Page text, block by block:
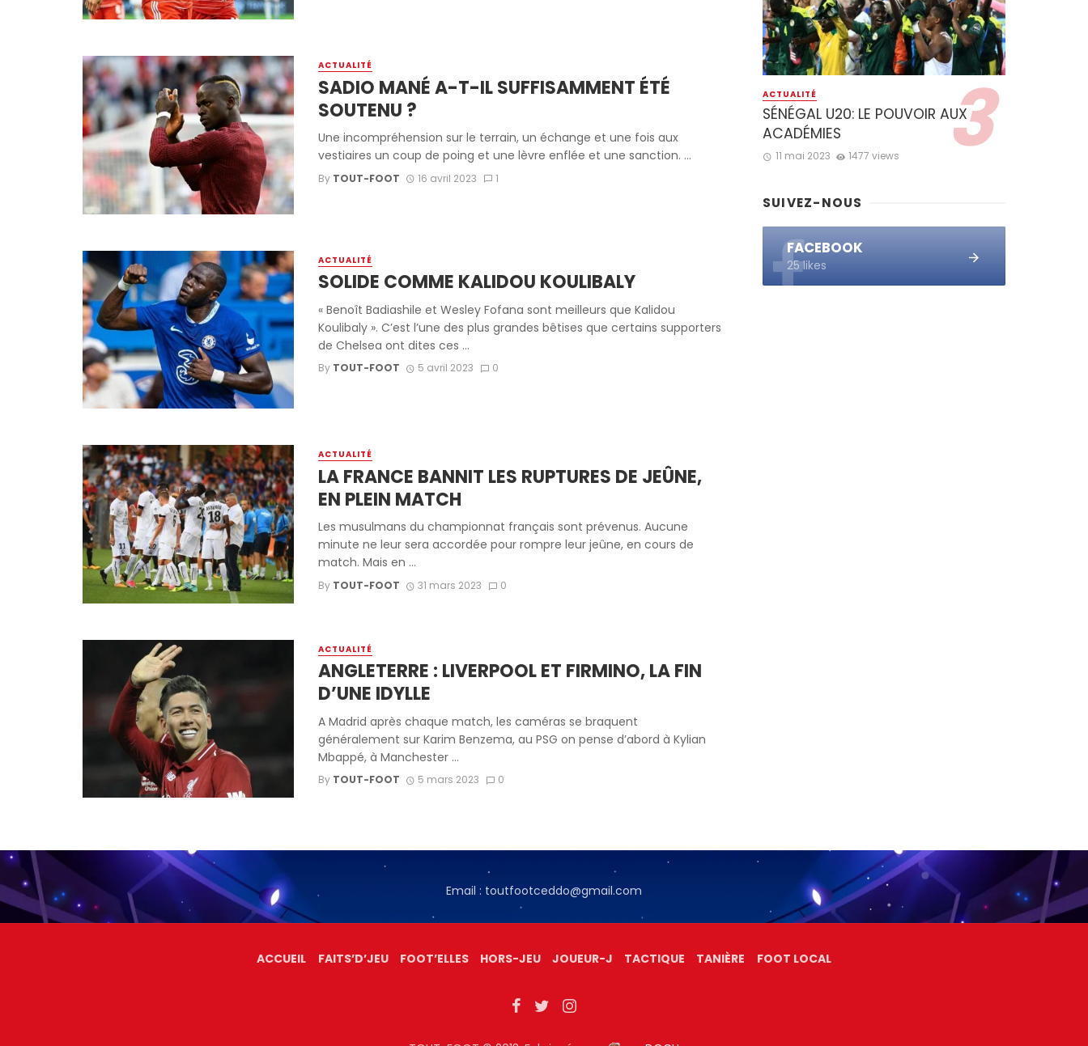
ACTUALITÉ
SADIO MANÉ A-T-IL SUFFISAMMENT ÉTÉ
SOUTENU ?
Une incompréhension sur le terrain, un échange et une fois aux
vestiaires un coup de poing et une lèvre enflée et une sanction. ...
By TOUT-FOOT 16 avril 2023 1
ACTUALITÉ
SOLIDE COMME KALIDOU KOULIBALY
« Benoît Badiashile et Wesley Fofana sont meilleurs que Kalidou
Koulibaly ». C’est l’une des plus grandes bêtises que certains supporters
de Chelsea ont dites ces ...
By TOUT-FOOT 5 avril 2023 0
ACTUALITÉ
LA FRANCE BANNIT LES RUPTURES DE JEÛNE,
EN PLEIN MATCH
Les musulmans du championnat français sont prévenus. Aucune
minute ne leur sera accordée pour rompre leur jeûne, en cours de
match. Mais en ...
By TOUT-FOOT 31 mars 2023 0
ACTUALITÉ
ANGLETERRE : LIVERPOOL ET FIRMINO, LA FIN
D’UNE IDYLLE
A Madrid après chaque match, les caméras se braquent
généralement sur Karim Benzema, au PSG on pense d’abord à Kylian
Mbappé, à Manchester ...
By TOUT-FOOT 5 mars 2023 0
ACTUALITÉ
SÉNÉGAL U20: LE POUVOIR AUX
ACADÉMIES
11 mai 2023 1477 views
SUIVEZ-NOUS
FACEBOOK
25 likes
Email : toutfootceddo@gmail.com
ACCUEIL FAITS’D’JEU FOOT’ELLES HORS-JEU JOUEUR-J TACTIQUE TANIÈRE FOOT LOCAL